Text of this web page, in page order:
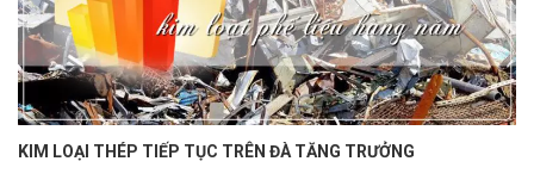
KIM LOẠI THÉP TIẾP TỤC TRÊN ĐÀ TĂNG TRƯỞNG